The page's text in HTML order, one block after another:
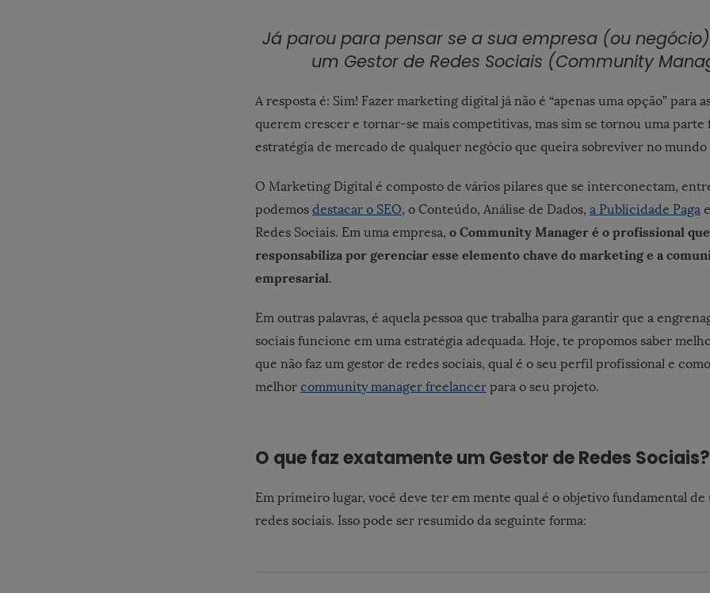
Já parou para pensar se a sua empresa (ou
um Gestor de Redes Sociais (Community
A resposta é: Sim! Fazer marketing digital já não é “apenas uma opção” para
querem crescer e tornar-se mais competitivas, mas sim se tornou uma parte
estratégia de mercado de qualquer negócio que queira sobreviver no
O Marketing Digital é composto de vários pilares que se interconectam,
podemos destacar o SEO, o Conteúdo, Análise de Dados, a Publicidade Paga
Redes Sociais. Em uma empresa, o Community Manager é o profissional
responsabiliza por gerenciar esse elemento chave do marketing e a
empresarial.
Em outras palavras, é aquela pessoa que trabalha para garantir que a
sociais funcione em uma estratégia adequada. Hoje, te propomos saber
que não faz um gestor de redes sociais, qual é o seu perfil profissional e
melhor community manager freelancer para o seu projeto.
O que faz exatamente um Gestor de Redes Sociais?
Em primeiro lugar, você deve ter em mente qual é o objetivo fundamental de
redes sociais. Isso pode ser resumido da seguinte forma: